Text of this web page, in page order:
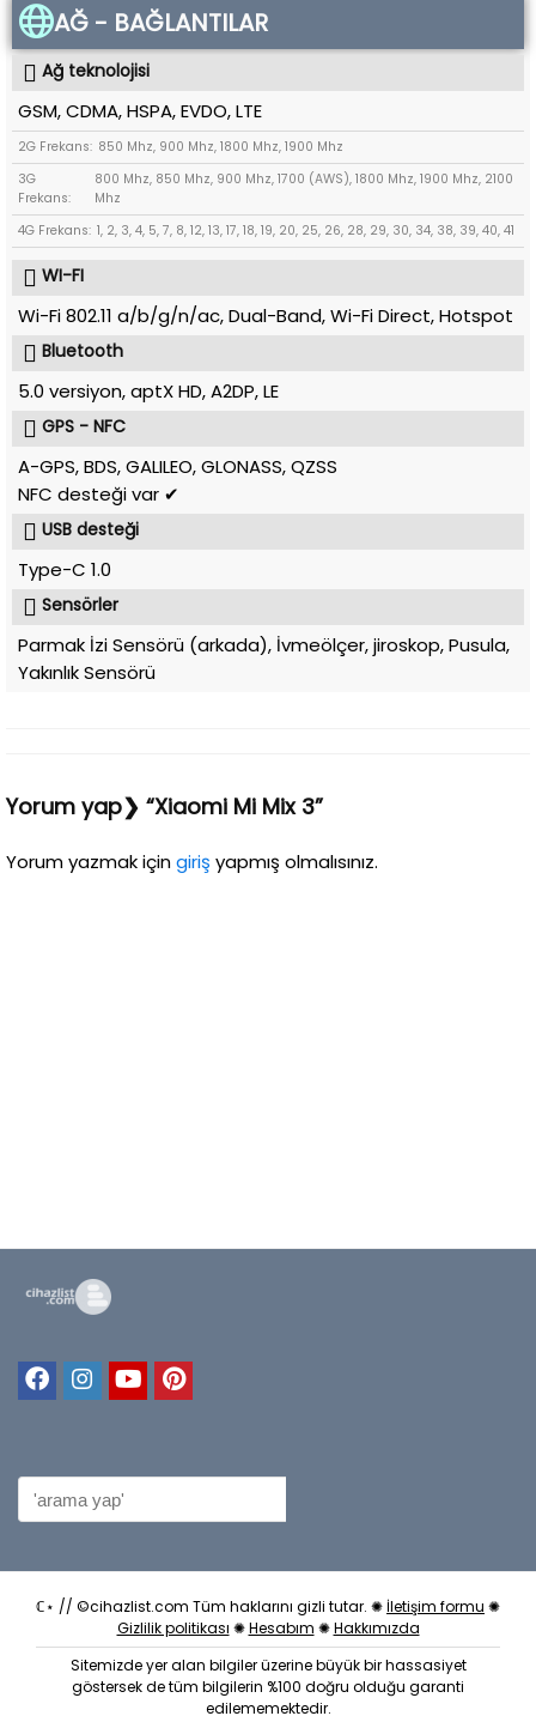
AĞ - BAĞLANTILAR
Ağ teknolojisi
GSM, CDMA, HSPA, EVDO, LTE
2G Frekans: 850 Mhz, 900 Mhz, 1800 Mhz, 1900 Mhz
3G
Frekans:
800 Mhz, 850 Mhz, 900 Mhz, 1700 (AWS), 1800 Mhz, 1900 Mhz, 2100
Mhz
4G Frekans: 1, 2, 3, 4, 5, 7, 8, 12, 13, 17, 18, 19, 20, 25, 26, 28, 29, 30, 34, 38, 39, 40, 41
WI-FI
Wi-Fi 802.11 a/b/g/n/ac, Dual-Band, Wi-Fi Direct, Hotspot
Bluetooth
5.0 versiyon, aptX HD, A2DP, LE
GPS - NFC
A-GPS, BDS, GALILEO, GLONASS, QZSS
NFC desteği var ✔
USB desteği
Type-C 1.0
Sensörler
Parmak İzi Sensörü (arkada), İvmeölçer, jiroskop, Pusula,
Yakınlık Sensörü
Yorum yap❯ “Xiaomi Mi Mix 3”
Yorum yazmak içingiriş yapmış olmalısınız.
ℂ⋆ // ©cihazlist.com Tüm haklarını gizli tutar. ✺ İletişim formu ✺
Gizlilik politikası ✺Hesabım ✺Hakkımızda
Sitemizde yer alan bilgiler üzerine büyük bir hassasiyet
göstersek de tüm bilgilerin %100 doğru olduğu garanti
edilememektedir.